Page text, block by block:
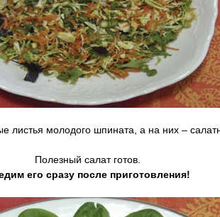
листья молодого шпината, а на них –
Полезный салат готов.
его сразу после приготовления!